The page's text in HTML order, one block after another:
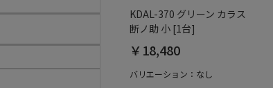
KDAL-370 グリーン カラス
断ノ助 小 [1台]
￥18,480
バリエーション：なし